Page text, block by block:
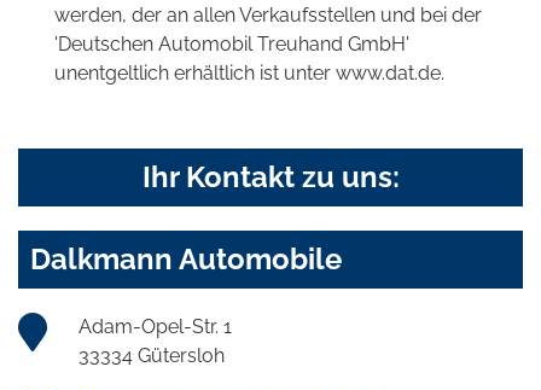
werden, der an allen Verkaufsstellen und bei der
'Deutschen Automobil Treuhand GmbH'
unentgeltlich erhältlich ist unter www.dat.de.
Ihr Kontakt zu uns:
Dalkmann Automobile
Adam-Opel-Str. 1
33334 Gütersloh